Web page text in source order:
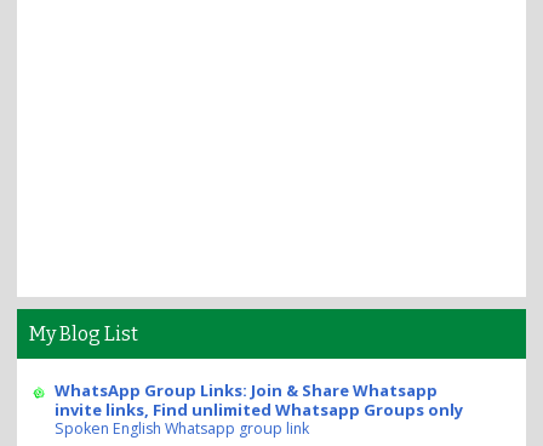
My Blog List
WhatsApp Group Links: Join & Share Whatsapp
invite links, Find unlimited Whatsapp Groups only
Spoken English Whatsapp group link